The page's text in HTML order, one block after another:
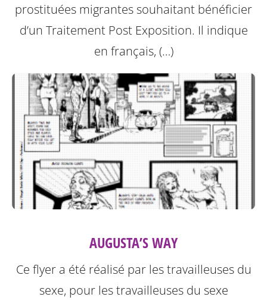
prostituées migrantes souhaitant bénéficier
d’un Traitement Post Exposition. Il indique
en français, (…)
AUGUSTA’S WAY
Ce flyer a été réalisé par les travailleuses du
sexe, pour les travailleuses du sexe